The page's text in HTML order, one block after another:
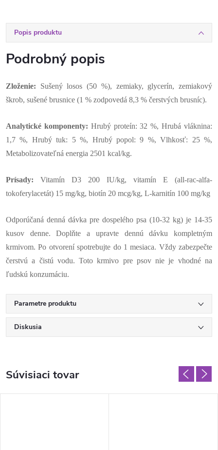
Popis produktu
Podrobný popis
Zloženie: Sušený losos (50 %), zemiaky, glycerín, zemiakový
škrob, sušené brusnice (1 % zodpovedá 8,3 % čerstvých brusníc).
Analytické komponenty: Hrubý proteín: 32 %, Hrubá vláknina:
1,7 %, Hrubý tuk: 5 %, Hrubý popol: 9 %, Vlhkosť: 25 %,
Metabolizovateľná energia 2501 kcal/kg.
Prísady: Vitamín D3 200 IU/kg, vitamín E (all-rac-alfa-
tokoferylacetát) 15 mg/kg, biotín 20 mcg/kg, L-karnitín 100 mg/kg
Odporúčaná denná dávka pre dospelého psa (10-32 kg) je 14-35
kusov denne. Doplňte a upravte dennú dávku kompletným
krmivom. Po otvorení spotrebujte do 1 mesiaca. Vždy zabezpečte
čerstvú a čistú vodu. Toto krmivo pre psov nie je vhodné na
ľudskú konzumáciu.
Parametre produktu
Diskusia
Súvisiaci tovar